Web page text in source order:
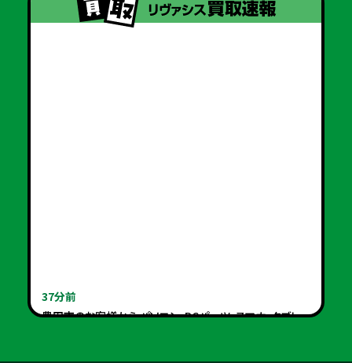
37分前
豊田市のお客様から パソコン・PCパーツ・スマホ・タブレッ